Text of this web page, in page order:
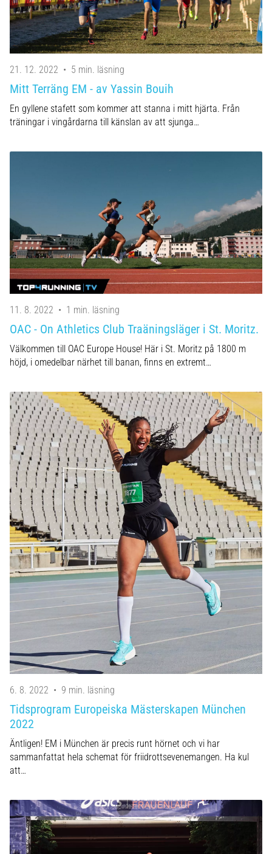
21. 12. 2022 • 5 min. läsning
Mitt Terräng EM - av Yassin Bouih
En gyllene stafett som kommer att stanna i mitt hjärta. Från
träningar i vingårdarna till känslan av att sjunga…
11. 8. 2022 • 1 min. läsning
OAC - On Athletics Club Traäningsläger i St. Moritz.
Välkommen till OAC Europe House! Här i St. Moritz på 1800 m
höjd, i omedelbar närhet till banan, finns en extremt…
6. 8. 2022 • 9 min. läsning
Tidsprogram Europeiska Mästerskapen München
2022
Äntligen! EM i München är precis runt hörnet och vi har
sammanfattat hela schemat för friidrottsevenemangen. Ha kul
att…